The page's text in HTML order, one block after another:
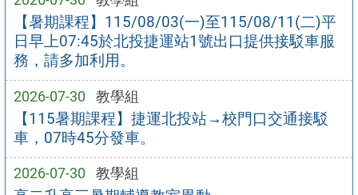
【暑期課程】115/08/03(一)至115/08/11(二)平
日早上07:45於北投捷運站1號出口提供接駁車服
務，請多加利用。
2026-07-30 教學組
【115暑期課程】捷運北投站→校門口交通接駁
車，07時45分發車。
2026-07-30 教學組